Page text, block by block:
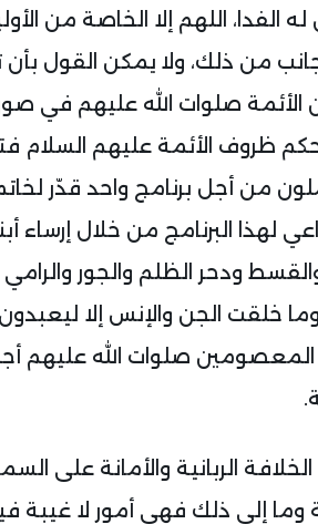
له الفدا، اللهم إلا الخاصة من
من ذلك، ولا يمكن القول بأن
الأئمة صلوات الله عليهم في
ظروف الأئمة عليهم السلام
من أجل برنامج واحد قدّر
لهذا البرنامج من خلال إرساء
ودحر الظلم والجور
خلقت الجن والإنس إلا
المعصومين صلوات الله عليهم
الربانية والأمانة على
وما إلى ذلك فهي أمور لا غيبة